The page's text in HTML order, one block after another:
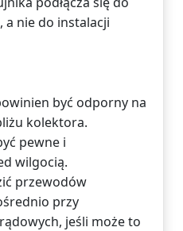
a nie do instalacji
być odporny na
kolektora.
pewne i
wilgocią.
przewodów
przy
jeśli może to